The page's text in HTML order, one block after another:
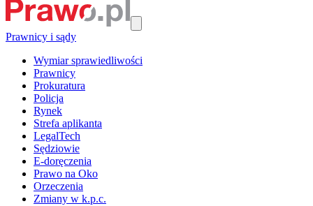
Prawnicy i sądy
Wymiar sprawiedliwości
Prawnicy
Prokuratura
Policja
Rynek
Strefa aplikanta
LegalTech
Sędziowie
E-doręczenia
Prawo na Oko
Orzeczenia
Zmiany w k.p.c.